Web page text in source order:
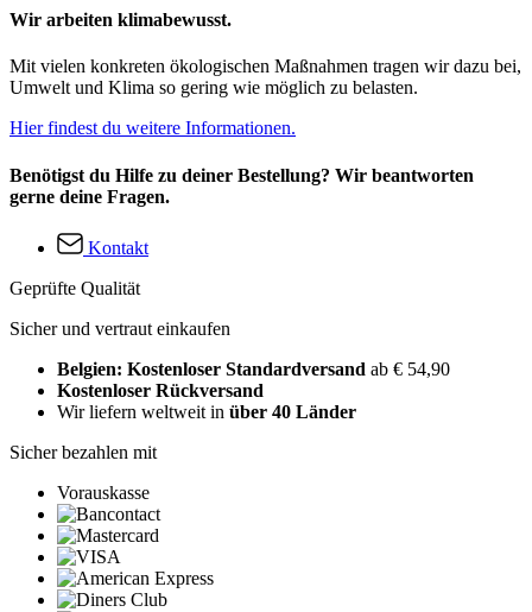
Wir arbeiten klimabewusst.
Mit vielen konkreten ökologischen Maßnahmen tragen wir dazu bei,
Umwelt und Klima so gering wie möglich zu belasten.
Hier findest du weitere Informationen.
Benötigst du Hilfe zu deiner Bestellung? Wir beantworten
gerne deine Fragen.
Kontakt
Geprüfte Qualität
Sicher und vertraut einkaufen
Belgien: Kostenloser Standardversand ab € 54,90
Kostenloser Rückversand
Wir liefern weltweit in über 40 Länder
Sicher bezahlen mit
Vorauskasse